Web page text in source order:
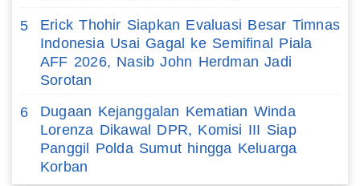
5
Erick Thohir Siapkan Evaluasi Besar Timnas
Indonesia Usai Gagal ke Semifinal Piala
AFF 2026, Nasib John Herdman Jadi
Sorotan
6
Dugaan Kejanggalan Kematian Winda
Lorenza Dikawal DPR, Komisi III Siap
Panggil Polda Sumut hingga Keluarga
Korban